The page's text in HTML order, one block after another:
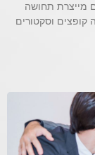
מייצרת תחושה
קופצים וסקטורים